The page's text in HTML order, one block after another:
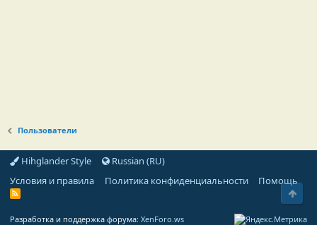
Пользователи
Hihglander Style
Russian (RU)
Условия и правила
Политика конфиденциальности Помощь
R
Разработка и поддержка форума: XenForo.ws